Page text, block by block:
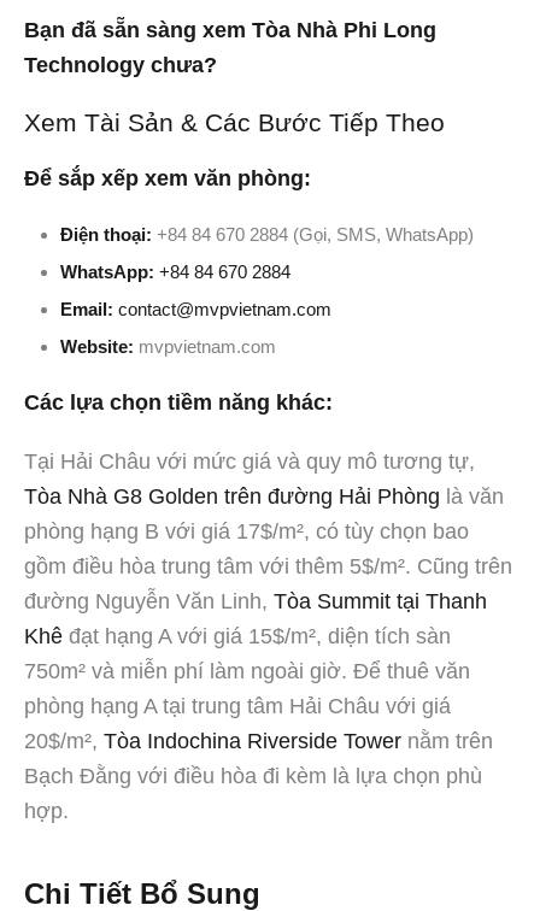
Bạn đã sẵn sàng xem Tòa Nhà Phi Long
Technology chưa?
Xem Tài Sản & Các Bước Tiếp Theo
Để sắp xếp xem văn phòng:
Điện thoại: +84 84 670 2884 (Gọi, SMS, WhatsApp)
WhatsApp: +84 84 670 2884
Email: contact@mvpvietnam.com
Website: mvpvietnam.com
Các lựa chọn tiềm năng khác:
Tại Hải Châu với mức giá và quy mô tương tự,
Tòa Nhà G8 Golden trên đường Hải Phòng là văn
phòng hạng B với giá 17$/m², có tùy chọn bao
gồm điều hòa trung tâm với thêm 5$/m². Cũng trên
đường Nguyễn Văn Linh, Tòa Summit tại Thanh
Khê đạt hạng A với giá 15$/m², diện tích sàn
750m² và miễn phí làm ngoài giờ. Để thuê văn
phòng hạng A tại trung tâm Hải Châu với giá
20$/m², Tòa Indochina Riverside Tower nằm trên
Bạch Đằng với điều hòa đi kèm là lựa chọn phù
hợp.
Chi Tiết Bổ Sung